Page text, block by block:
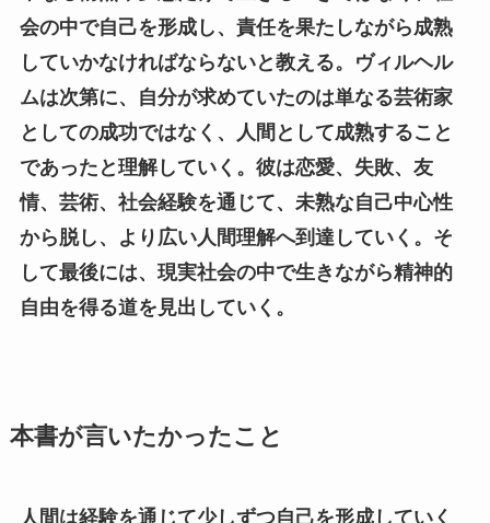
会の中で自己を形成し、責任を果たしながら成熟
していかなければならないと教える。ヴィルヘル
ムは次第に、自分が求めていたのは単なる芸術家
としての成功ではなく、人間として成熟すること
であったと理解していく。彼は恋愛、失敗、友
情、芸術、社会経験を通じて、未熟な自己中心性
から脱し、より広い人間理解へ到達していく。そ
して最後には、現実社会の中で生きながら精神的
自由を得る道を見出していく。
本書が言いたかったこと
人間は経験を通じて少しずつ自己を形成していく